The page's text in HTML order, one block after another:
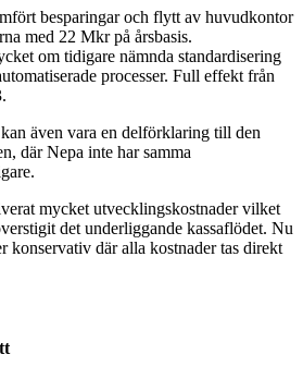
besparingar och flytt av huvudkontor
med 22 Mkr på årsbasis.
om tidigare nämnda standardisering
processer. Full effekt från
även vara en delförklaring till den
där Nepa inte har samma
mycket utvecklingskostnader vilket
det underliggande kassaflödet. Nu
konservativ där alla kostnader tas direkt